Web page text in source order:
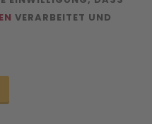
VERARBEITET UND